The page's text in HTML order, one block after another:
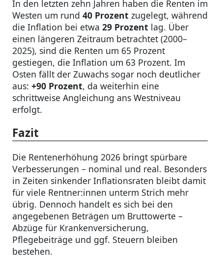
In den letzten zehn Jahren haben die Renten im
Westen um rund 40 Prozent zugelegt, während
die Inflation bei etwa 29 Prozent lag. Über
einen längeren Zeitraum betrachtet (2000–
2025), sind die Renten um 65 Prozent
gestiegen, die Inflation um 63 Prozent. Im
Osten fällt der Zuwachs sogar noch deutlicher
aus: +90 Prozent, da weiterhin eine
schrittweise Angleichung ans Westniveau
erfolgt.
Fazit
Die Rentenerhöhung 2026 bringt spürbare
Verbesserungen – nominal und real. Besonders
in Zeiten sinkender Inflationsraten bleibt damit
für viele Rentner:innen unterm Strich mehr
übrig. Dennoch handelt es sich bei den
angegebenen Beträgen um Bruttowerte –
Abzüge für Krankenversicherung,
Pflegebeiträge und ggf. Steuern bleiben
bestehen.